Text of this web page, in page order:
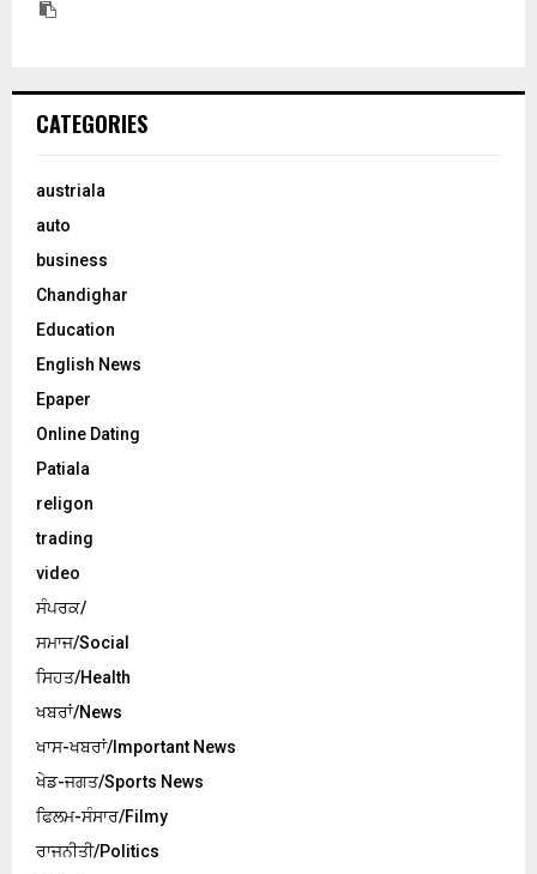
CATEGORIES
austriala
auto
business
Chandighar
Education
English News
Epaper
Online Dating
Patiala
religon
trading
video
ਸੰਪਰਕ/
ਸਮਾਜ/Social
ਸਿਹਤ/Health
ਖਬਰਾਂ/News
ਖਾਸ-ਖਬਰਾਂ/Important News
ਖੇਡ-ਜਗਤ/Sports News
ਫਿਲਮ-ਸੰਸਾਰ/Filmy
ਰਾਜਨੀਤੀ/Politics